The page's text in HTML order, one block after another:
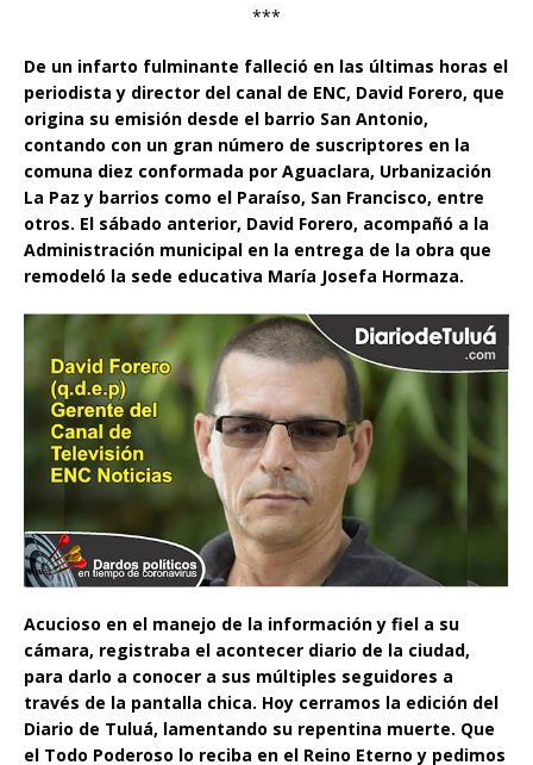
***
De un infarto fulminante falleció en las últimas horas el
periodista y director del canal de ENC, David Forero, que
origina su emisión desde el barrio San Antonio,
contando con un gran número de suscriptores en la
comuna diez conformada por Aguaclara, Urbanización
La Paz y barrios como el Paraíso, San Francisco, entre
otros. El sábado anterior, David Forero, acompañó a la
Administración municipal en la entrega de la obra que
remodeló la sede educativa María Josefa Hormaza.
Acucioso en el manejo de la información y fiel a su
cámara, registraba el acontecer diario de la ciudad,
para darlo a conocer a sus múltiples seguidores a
través de la pantalla chica. Hoy cerramos la edición del
Diario de Tuluá, lamentando su repentina muerte. Que
el Todo Poderoso lo reciba en el Reino Eterno y pedimos